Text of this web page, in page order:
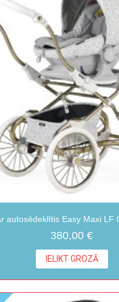
autosēdeklītis Easy Maxi LF
380,00 €
IELIKT GROZĀ